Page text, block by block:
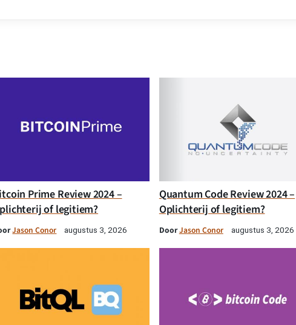
Prime Review 2024 –
of legitiem?
Jason Conor augustus 3, 2026
Quantum Code Review 2024 –
Oplichterij of legitiem?
DoorJason Conor augustus 3, 2026